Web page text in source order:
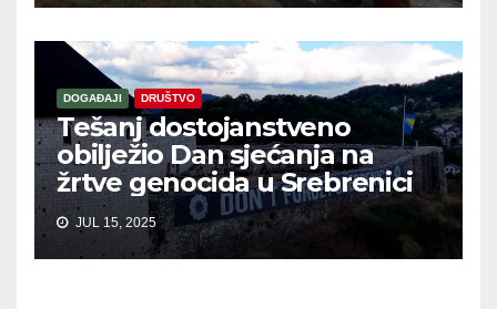
DOGAĐAJI DRUŠTVO
Tešanj dostojanstveno
obilježio Dan sjećanja na
žrtve genocida u Srebrenici
JUL 15, 2025